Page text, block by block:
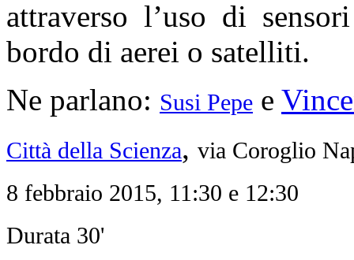
attraverso l’uso di
bordo di aerei o satelliti.
Ne parlano: Susi Pepe e
Città della Scienza, via Coroglio
8 febbraio 2015, 11:30 e 12:30
Durata 30'